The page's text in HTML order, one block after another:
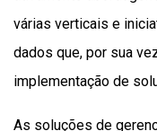
várias verticais e
dados que, por sua
implementação de
As soluções de